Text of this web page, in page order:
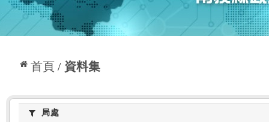
首頁 資料集
:::
局處局處